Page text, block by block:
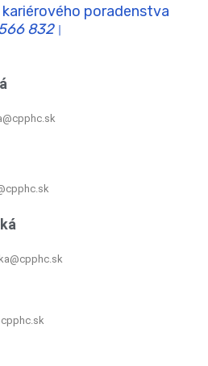
poradenstva
832